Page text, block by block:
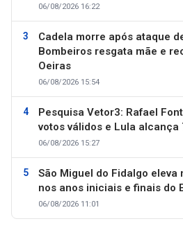
06/08/2026 16:22
Cadela morre após ataque
Bombeiros resgata mãe e
Oeiras
06/08/2026 15:54
Pesquisa Vetor3: Rafael
votos válidos e Lula alcança
06/08/2026 15:27
São Miguel do Fidalgo eleva
nos anos iniciais e finais do
06/08/2026 11:01